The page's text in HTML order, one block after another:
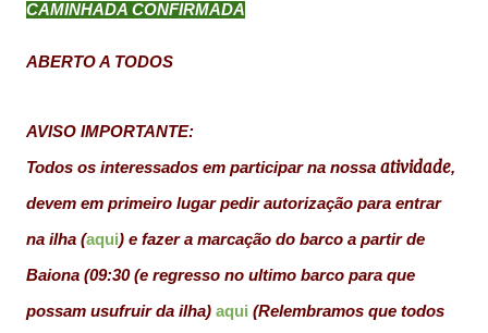
CAMINHADA CONFIRMADA
ABERTO A TODOS
AVISO IMPORTANTE:
Todos os interessados em participar na nossa atividade,
devem em primeiro lugar pedir autorização para entrar
na ilha (aqui) e fazer a marcação do barco a partir de
Baiona (09:30 (e regresso no ultimo barco para que
possam usufruir da ilha) aqui (Relembramos que todos